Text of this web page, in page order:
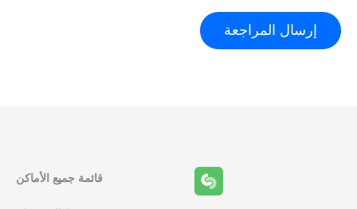
قائمة جميع الأماكن